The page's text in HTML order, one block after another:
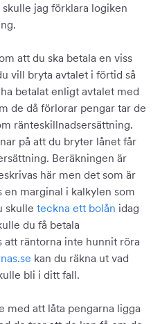
jag förklara logiken
att du ska betala en viss
vill bryta avtalet i förtid så
betalat enligt avtalet med
de då förlorar pengar tar de
ränteskillnadsersättning.
på att du bryter lånet får
Beräkningen är
här men det som är
marginal i kalkylen som
skulle teckna ett bolån idag
du få betala
att räntorna inte hunnit röra
kan du räkna ut vad
bli i ditt fall.
med att låta pengarna ligga